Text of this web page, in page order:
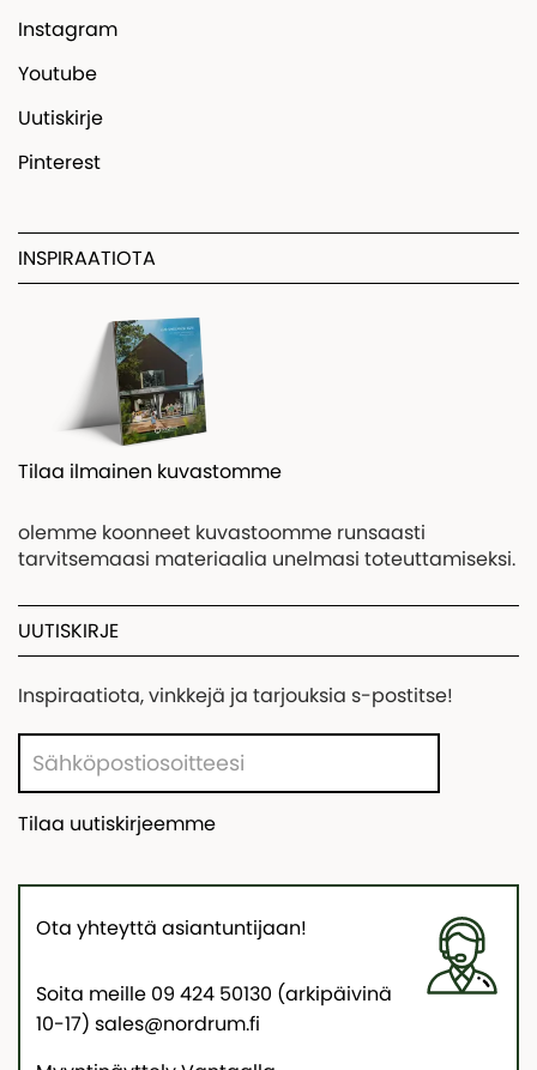
Instagram
Youtube
Uutiskirje
Pinterest
INSPIRAATIOTA
Tilaa ilmainen kuvastomme
olemme koonneet kuvastoomme runsaasti
tarvitsemaasi materiaalia unelmasi toteuttamiseksi.
UUTISKIRJE
Inspiraatiota, vinkkejä ja tarjouksia s-postitse!
Tilaa uutiskirjeemme
Ota yhteyttä asiantuntijaan!
Soita meille 09 424 50130 (arkipäivinä
10-17) sales@nordrum.fi